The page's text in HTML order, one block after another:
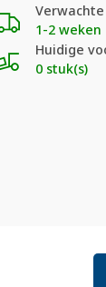
1-2 weken
Huidige
0 stuk(s)